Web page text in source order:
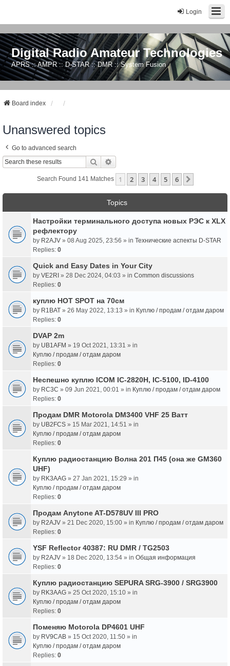
Login
Digital Radio Amateur Technologies
APRS :: AMPR :: D-STAR :: DMR :: System Fusion
Board index
Unanswered topics
Go to advanced search
Search
Search Found 141 Matches 1 2 3 4 5 6
Topics
Настройки терминального доступа новых РЭС к XLX
рефлектору
by R2AJV » 08 Aug 2025, 23:56 » in Технические аспекты D-STAR
Replies: 0
Quick and Easy Dates in Your City
by VE2RI » 28 Dec 2024, 04:03 » in Common discussions
Replies: 0
куплю HOT SPOT на 70см
by R1BAT » 26 May 2022, 13:13 » in Куплю / продам / отдам даром
Replies: 0
DVAP 2m
by UB1AFM » 19 Oct 2021, 13:31 » in
Куплю / продам / отдам даром
Replies: 0
Неспешно куплю ICOM IC-2820H, IC-5100, ID-4100
by RC3C » 09 Jun 2021, 00:01 » in Куплю / продам / отдам даром
Replies: 0
Продам DMR Motorola DM3400 VHF 25 Ватт
by UB2FCS » 15 Mar 2021, 14:51 » in
Куплю / продам / отдам даром
Replies: 0
Куплю радиостанцию Волна 201 П45 (она же GM360
UHF)
by RK3AAG » 27 Jan 2021, 15:29 » in
Куплю / продам / отдам даром
Replies: 0
Продам Anytone AT-D578UV III PRO
by R2AJV » 21 Dec 2020, 15:00 » in Куплю / продам / отдам даром
Replies: 0
YSF Reflector 40387: RU DMR / TG2503
by R2AJV » 18 Dec 2020, 13:54 » in Общая информация
Replies: 0
Куплю радиостанцию SEPURA SRG-3900 / SRG3900
by RK3AAG » 25 Oct 2020, 15:10 » in
Куплю / продам / отдам даром
Replies: 0
Поменяю Motorola DP4601 UHF
by RV9CAB » 15 Oct 2020, 11:50 » in
Куплю / продам / отдам даром
Replies: 0